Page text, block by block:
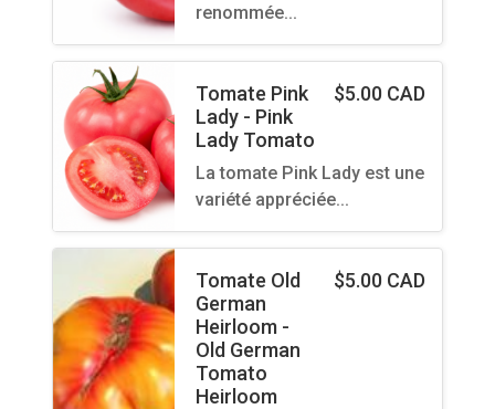
renommée…
Tomate Pink
Lady - Pink
Lady Tomato
$5.00 CAD
La tomate Pink Lady est une
variété appréciée…
Tomate Old
German
Heirloom -
Old German
Tomato
Heirloom
$5.00 CAD